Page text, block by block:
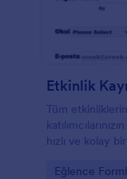
Etkinlik
Tüm
hızlı ve kolay
Go to
Eğlence